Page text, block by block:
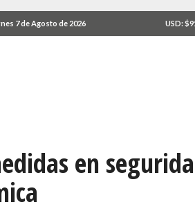
7 de Agosto de 2026 USD:
en